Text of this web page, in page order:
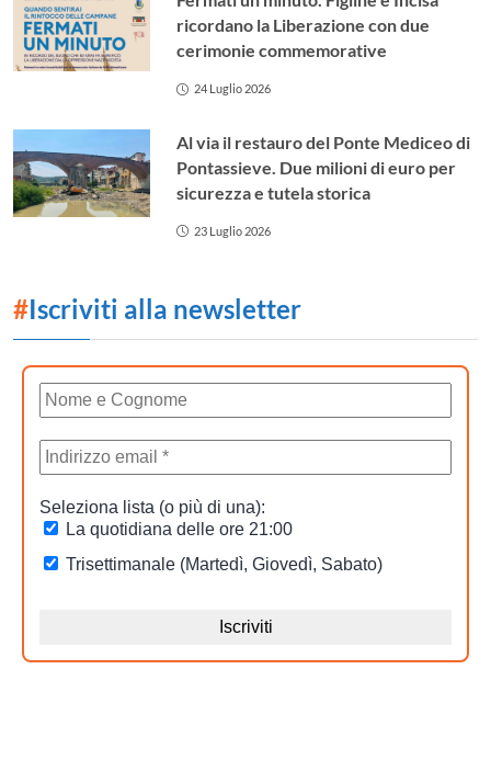
ricordano la Liberazione con due
cerimonie commemorative
24 Luglio 2026
Al via il restauro del Ponte Mediceo di
Pontassieve. Due milioni di euro per
sicurezza e tutela storica
23 Luglio 2026
#Iscriviti alla newsletter